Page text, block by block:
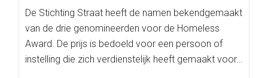
De Stichting Straat heeft de namen bekendgemaakt
van de drie genomineerden voor de Homeless
Award. De prijs is bedoeld voor een persoon of
instelling die zich verdienstelijk heeft gemaakt voor…